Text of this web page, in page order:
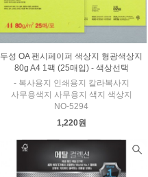
두성 OA 팬시페이퍼 색상지 형광색상지
80g A4 1팩 (25매입) - 색상선택
- 복사용지 인쇄용지 칼라복사지
사무용색지 사무용지 색지 색상지
NO-5294
1,220원